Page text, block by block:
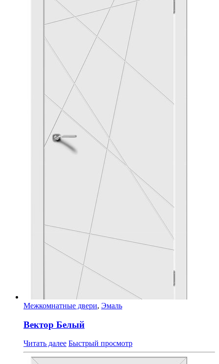
Межкомнатные двери, Эмаль
Вектор Белый
Читать далее Быстрый просмотр